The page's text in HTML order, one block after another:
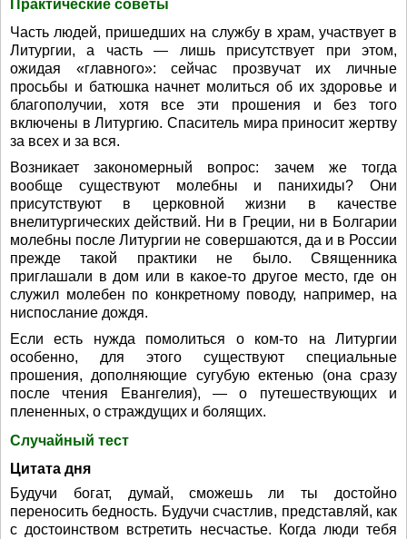
Практические советы
Часть людей, пришедших на службу в храм, участвует в
Литургии, а часть — лишь присутствует при этом,
ожидая «главного»: сейчас прозвучат их личные
просьбы и батюшка начнет молиться об их здоровье и
благополучии, хотя все эти прошения и без того
включены в Литургию. Спаситель мира приносит жертву
за всех и за вся.
Возникает закономерный вопрос: зачем же тогда
вообще существуют молебны и панихиды? Они
присутствуют в церковной жизни в качестве
внелитургических действий. Ни в Греции, ни в Болгарии
молебны после Литургии не совершаются, да и в России
прежде такой практики не было. Священника
приглашали в дом или в какое-то другое место, где он
служил молебен по конкретному поводу, например, на
ниспослание дождя.
Если есть нужда помолиться о ком-то на Литургии
особенно, для этого существуют специальные
прошения, дополняющие сугубую ектенью (она сразу
после чтения Евангелия), — о путешествующих и
плененных, о страждущих и болящих.
Случайный тест
Цитата дня
Будучи богат, думай, сможешь ли ты достойно
переносить бедность. Будучи счастлив, представляй, как
с достоинством встретить несчастье. Когда люди тебя